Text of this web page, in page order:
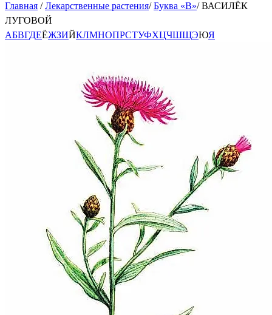
Главная / Лекарственные растения/ Буква «В»/ ВАСИЛЁК
ЛУГОВОЙ
АБВГДЕЁЖЗИЙКЛМНОПРСТУФХЦЧШЩЭЮЯ